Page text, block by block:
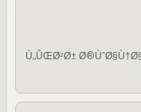
Ù„ÛŒØ²Ø±